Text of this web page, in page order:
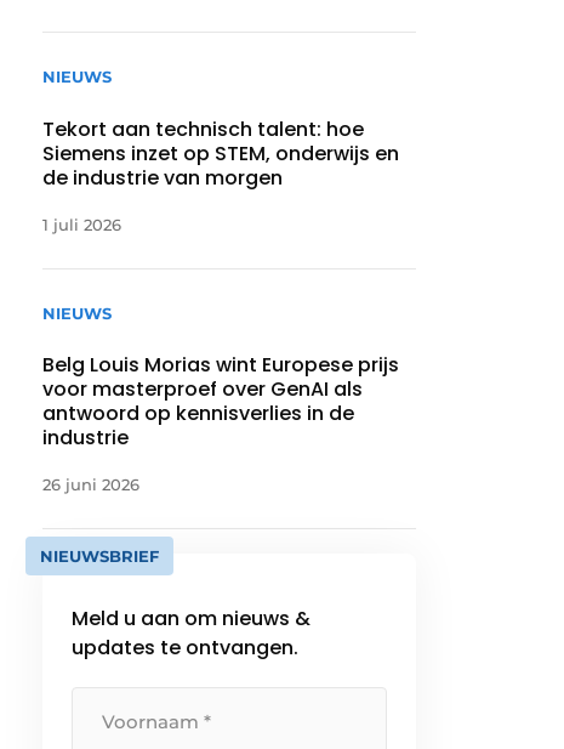
NIEUWS
Tekort aan technisch talent: hoe
Siemens inzet op STEM, onderwijs en
de industrie van morgen
1 juli 2026
NIEUWS
Belg Louis Morias wint Europese prijs
voor masterproef over GenAI als
antwoord op kennisverlies in de
industrie
26 juni 2026
NIEUWSBRIEF
Meld u aan om nieuws &
updates te ontvangen.